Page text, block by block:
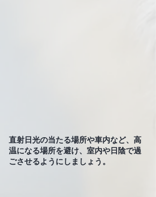
直射日光の当たる場所や車内など、高
温になる場所を避け、室内や日陰で過
ごさせるようにしましょう。